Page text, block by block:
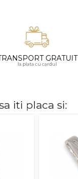
GRATUIT
la plata cu cardul
iti placa si: